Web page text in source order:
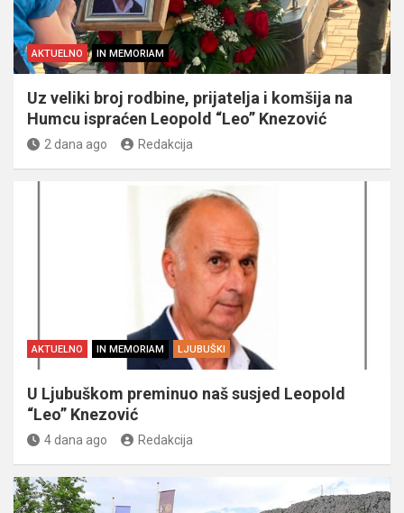
AKTUELNO IN MEMORIAM
Uz veliki broj rodbine, prijatelja i komšija na
Humcu ispraćen Leopold “Leo” Knezović
2 dana ago Redakcija
AKTUELNO IN MEMORIAM LJUBUŠKI
U Ljubuškom preminuo naš susjed Leopold
“Leo” Knezović
4 dana ago Redakcija